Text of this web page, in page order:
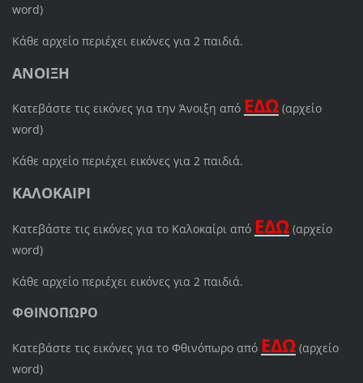
word)
Κάθε αρχείο περιέχει εικόνες για 2 παιδιά.
ΑΝΟΙΞΗ
Κατεβάστε τις εικόνες για την Άνοιξη από ΕΔΩ(αρχείο
word)
Κάθε αρχείο περιέχει εικόνες για 2 παιδιά.
ΚΑΛΟΚΑΙΡΙ
Κατεβάστε τις εικόνες για το Καλοκαίρι από ΕΔΩ(αρχείο
word)
Κάθε αρχείο περιέχει εικόνες για 2 παιδιά.
ΦΘΙΝΟΠΩΡΟ
Κατεβάστε τις εικόνες για το Φθινόπωρο από ΕΔΩ(αρχείο
word)